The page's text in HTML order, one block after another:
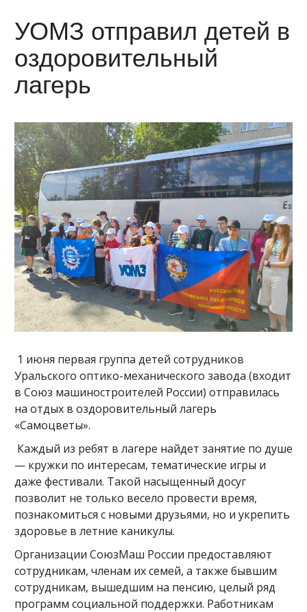
УОМЗ отправил детей в
оздоровительный
лагерь
1 июня первая группа детей сотрудников
Уральского оптико-механического завода (входит
в Союз машиностроителей России) отправилась
на отдых в оздоровительный лагерь
«Самоцветы».
Каждый из ребят в лагере найдет занятие по душе
— кружки по интересам, тематические игры и
даже фестивали. Такой насыщенный досуг
позволит не только весело провести время,
познакомиться с новыми друзьями, но и укрепить
здоровье в летние каникулы.
Организации СоюзМаш России предоставляют
сотрудникам, членам их семей, а также бывшим
сотрудникам, вышедшим на пенсию, целый ряд
программ социальной поддержки. Работникам